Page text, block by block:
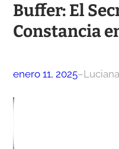
Buffer: El
Constancia
enero 11, 2025–